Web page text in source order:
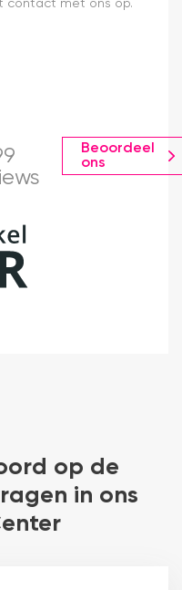
contact met ons op.
Beoordeel
ons
op de
in ons